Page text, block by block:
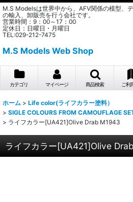
M.S Modelsは世界中から、AFV関係の模型、
の輸入、卸販売を行う会社です。
営業時間：9：00～17：00
定休日：日曜日・月曜日
TEL:029-212-7475
M.S Models Web Shop
カテゴリ マイページ 商品検索 ご利
ホーム > Life color(ライフカラー塗料）
> SIGLE COLOURS FROM CAMOUFLAGE
> ライフカラー[UA421]Olive Drab M1943
ライフカラー[UA421]Olive